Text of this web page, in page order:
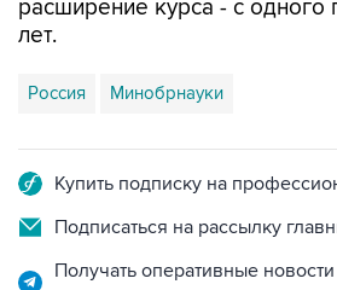
Россия
Подписаться на рассылку
Получать оперативные